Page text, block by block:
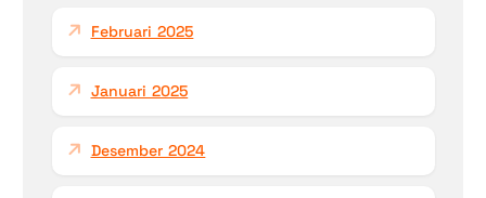
Februari 2025
Januari 2025
Desember 2024